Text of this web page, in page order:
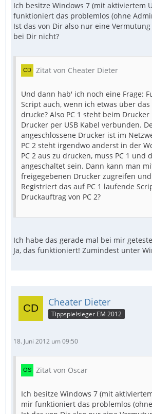
Ich besitze Windows 7 (mit aktiviertem
funktioniert das problemlos (ohne
Ist das von Dir also nur eine
bei Dir nicht?
Zitat von Cheater Dieter
Und dann hab' ich noch eine Frage:
Script auch, wenn ich etwas über
drucke? Also PC 1 steht beim
Drucker per USB Kabel verbunden.
angeschlossene Drucker ist im
PC 2 steht irgendwo anderst in der
PC 2 aus zu drucken, muss PC 1 und
angeschaltet sein. Dann kann man
freigegebenen Drucker zugreifen
Registriert das auf PC 1 laufende
Druckauftrag von PC 2?
Ich habe das gerade mal bei mir
Ja, das funktioniert! Zumindest unter
Cheater Dieter
Tippspielsieger EM 2012
18. Juni 2012 um 09:50
Zitat von Oscar
Ich besitze Windows 7 (mit
mir funktioniert das problemlos